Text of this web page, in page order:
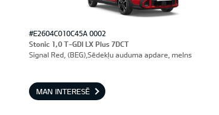
#E2604C010C45A 0002
Stonic 1,0 T-GDI LX Plus 7DCT
Signal Red, (BEG),Sēdekļu auduma apdare, melns
MAN INTERESĒ